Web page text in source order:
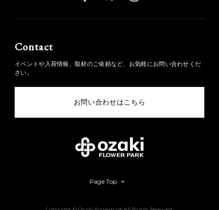
Contact
イベントや入荷情報、取材のご依頼など、お気軽にお問い合わせくだ
さい。
お問い合わせはこちら
Page Top